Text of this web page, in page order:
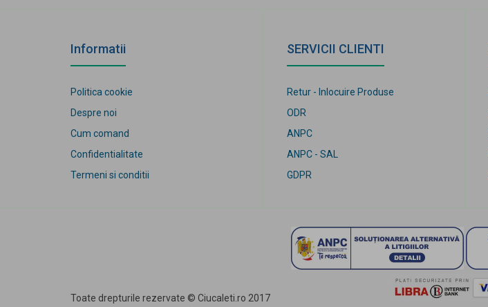
Informatii
Politica cookie
Despre noi
Cum comand
Confidentialitate
Termeni si conditii
SERVICII CLIENTI
Retur - Inlocuire Produse
ODR
ANPC
ANPC - SAL
GDPR
Toate drepturile rezervate © Ciucaleti.ro 2017